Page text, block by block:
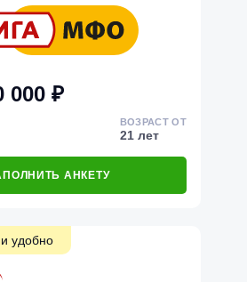
000 ₽
ВОЗРАСТ ОТ
21 лет
АНКЕТУ
удобно